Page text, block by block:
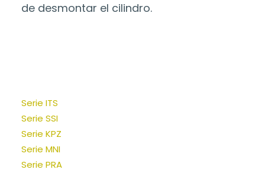
de desmontar el cilindro.
Serie ITS
Serie SSI
Serie KPZ
Serie MNI
Serie PRA